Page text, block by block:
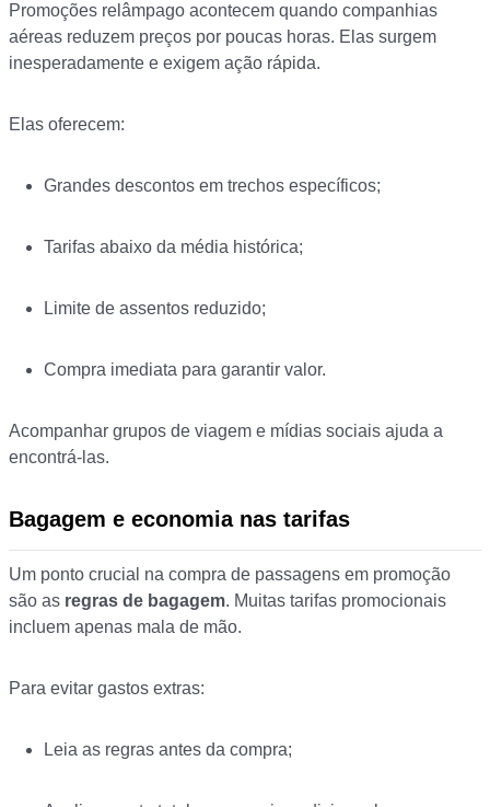
Promoções relâmpago acontecem quando companhias
aéreas reduzem preços por poucas horas. Elas surgem
inesperadamente e exigem ação rápida.
Elas oferecem:
Grandes descontos em trechos específicos;
Tarifas abaixo da média histórica;
Limite de assentos reduzido;
Compra imediata para garantir valor.
Acompanhar grupos de viagem e mídias sociais ajuda a
encontrá-las.
Bagagem e economia nas tarifas
Um ponto crucial na compra de passagens em promoção
são as regras de bagagem. Muitas tarifas promocionais
incluem apenas mala de mão.
Para evitar gastos extras:
Leia as regras antes da compra;